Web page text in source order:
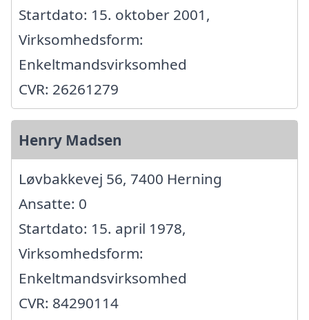
Startdato: 15. oktober 2001,
Virksomhedsform:
Enkeltmandsvirksomhed
CVR: 26261279
Henry Madsen
Løvbakkevej 56, 7400 Herning
Ansatte: 0
Startdato: 15. april 1978,
Virksomhedsform:
Enkeltmandsvirksomhed
CVR: 84290114